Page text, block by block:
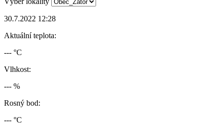
30.7.2022 12:28
Aktuální teplota:
--- °C
Vlhkost:
--- %
Rosný bod:
--- °C